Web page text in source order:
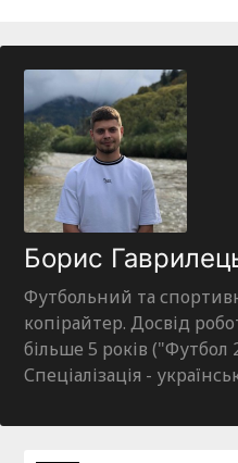
Борис
Футбольний та
копірайтер. Досвід
більше 5 років ("Футбол
Спеціалізація -